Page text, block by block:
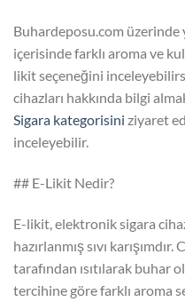
Buhardeposu.com üzerinde
içerisinde farklı aroma ve
likit seçeneğini
cihazları hakkında bilgi
Sigara kategorisini ziyaret
inceleyebilir.
## E-Likit Nedir?
E-likit, elektronik sigara
hazırlanmış sıvı
tarafından ısıtılarak buhar
tercihine göre farklı aroma